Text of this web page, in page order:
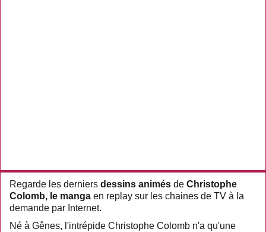
Regarde les derniers dessins animés de Christophe
Colomb, le manga en replay sur les chaines de TV à la
demande par Internet.
Né à Gênes, l'intrépide Christophe Colomb n'a qu'une